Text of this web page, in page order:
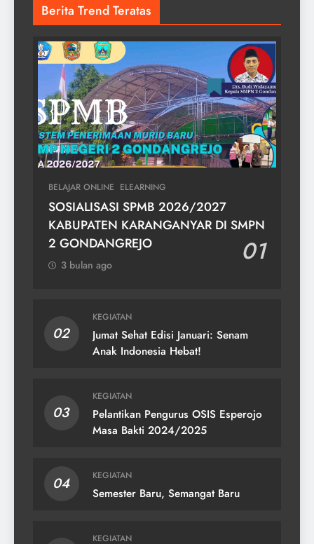
Berita Trend Teratas
BELAJAR ONLINE ELEARNING
SOSIALISASI SPMB 2026/2027
KABUPATEN KARANGANYAR DI SMPN
2 GONDANGREJO
01
3 bulan ago
02
KEGIATAN
Jumat Sehat Edisi Januari: Senam
Anak Indonesia Hebat!
03
KEGIATAN
Pelantikan Pengurus OSIS Esperojo
Masa Bakti 2024/2025
04 KEGIATAN
Semester Baru, Semangat Baru
KEGIATAN